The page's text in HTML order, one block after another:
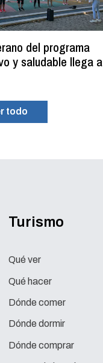
del programa
y saludable llega a
todo
Turismo
Qué ver
Qué hacer
Dónde comer
Dónde dormir
Dónde comprar